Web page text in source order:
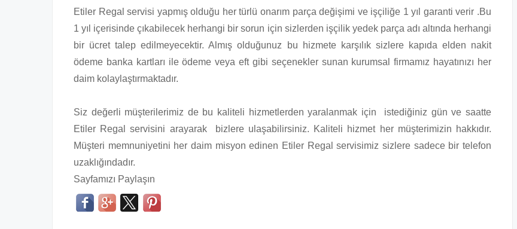
Etiler Regal servisi yapmış olduğu her türlü onarım parça değişimi ve işçiliğe 1 yıl garanti verir .Bu
1 yıl içerisinde çıkabilecek herhangi bir sorun için sizlerden işçilik yedek parça adı altında herhangi
bir ücret talep edilmeyecektir. Almış olduğunuz bu hizmete karşılık sizlere kapıda elden nakit
ödeme banka kartları ile ödeme veya eft gibi seçenekler sunan kurumsal firmamız hayatınızı her
daim kolaylaştırmaktadır.
Siz değerli müşterilerimiz de bu kaliteli hizmetlerden yaralanmak için istediğiniz gün ve saatte
Etiler Regal servisini arayarak bizlere ulaşabilirsiniz. Kaliteli hizmet her müşterimizin hakkıdır.
Müşteri memnuniyetini her daim misyon edinen Etiler Regal servisimiz sizlere sadece bir telefon
uzaklığındadır.
Sayfamızı Paylaşın